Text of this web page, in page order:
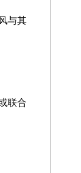
与其
联合